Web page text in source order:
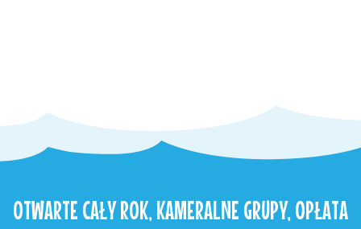
OTWARTE CAŁY ROK, KAMERALNE GRUPY, OPŁATA